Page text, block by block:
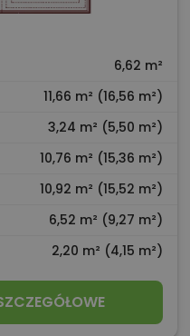
6,62 m²
11,66 m² (16,56 m²)
3,24 m² (5,50 m²)
10,76 m² (15,36 m²)
10,92 m² (15,52 m²)
6,52 m² (9,27 m²)
2,20 m² (4,15 m²)